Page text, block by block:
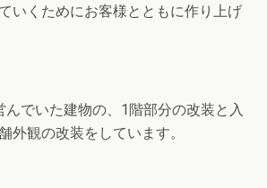
いくためにお客様とともに作り上げ
んでいた建物の、1階部分の改装と入
外観の改装をしています。